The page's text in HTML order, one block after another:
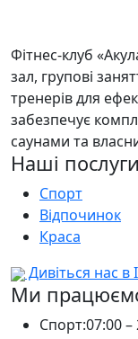
Фітнес-клуб
зал, групові
тренерів для
забезпечує
саунами та
Наші послуги
Спорт
Відпочинок
Краса
Дивіться нас в
Ми
Спорт:07:00 –